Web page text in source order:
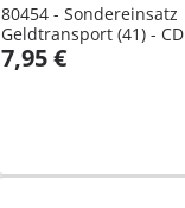
80454 - Sondereinsatz
Geldtransport (41) - CD
7,95 €
In den Warenkorb